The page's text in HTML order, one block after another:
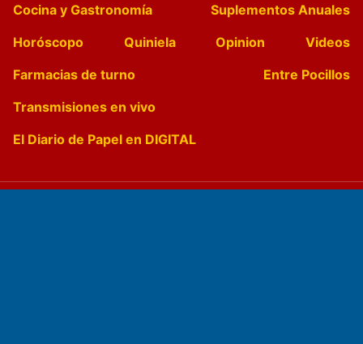
Cocina y Gastronomía
Suplementos Anuales
Horóscopo
Quiniela Opinion
Videos
Farmacias de turno
Entre Pocillos
Transmisiones en vivo
El Diario de Papel en DIGITAL